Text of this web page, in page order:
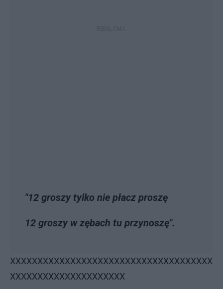
"12 groszy tylko nie płacz proszę
12 groszy w zębach tu przynoszę".
XXXXXXXXXXXXXXXXXXXXXXXXXXXXXXXXXXXXX
XXXXXXXXXXXXXXXXXXXXX